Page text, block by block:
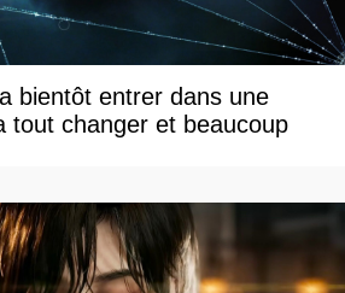
bientôt entrer dans une
tout changer et beaucoup